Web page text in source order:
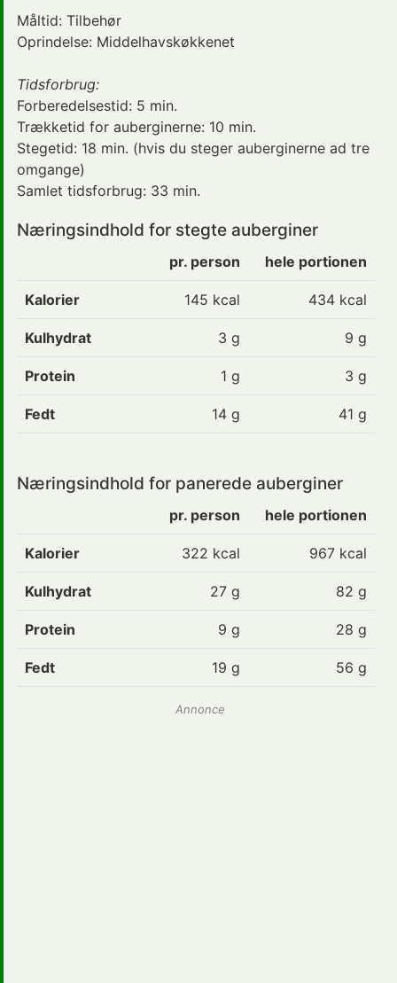
Måltid: Tilbehør
Oprindelse: Middelhavskøkkenet
Tidsforbrug:
Forberedelsestid: 5 min.
Trækketid for auberginerne: 10 min.
Stegetid: 18 min. (hvis du steger auberginerne ad tre
omgange)
Samlet tidsforbrug: 33 min.
Næringsindhold for stegte auberginer
pr. person hele portionen
Kalorier 145 kcal 434 kcal
Kulhydrat 3 g 9 g
Protein 1 g 3 g
Fedt 14 g 41 g
Næringsindhold for panerede auberginer
pr. person hele portionen
Kalorier 322 kcal 967 kcal
Kulhydrat 27 g 82 g
Protein 9 g 28 g
Fedt 19 g 56 g
Annonce